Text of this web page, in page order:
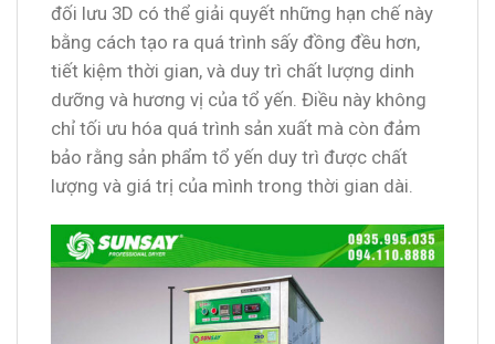
đối lưu 3D có thể giải quyết những hạn chế này
bằng cách tạo ra quá trình sấy đồng đều hơn,
tiết kiệm thời gian, và duy trì chất lượng dinh
dưỡng và hương vị của tổ yến. Điều này không
chỉ tối ưu hóa quá trình sản xuất mà còn đảm
bảo rằng sản phẩm tổ yến duy trì được chất
lượng và giá trị của mình trong thời gian dài.